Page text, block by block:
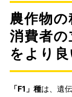
農作物の
消費者
をより
「F1」種は、遺